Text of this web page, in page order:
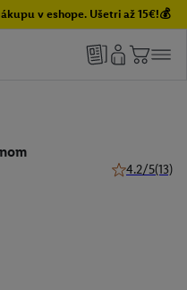
v eshope. Ušetri až 15€!💰
4.2/5(13)